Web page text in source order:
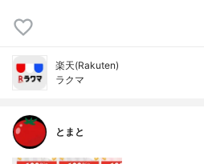
楽天(Rakuten)
ラクマ
とまと